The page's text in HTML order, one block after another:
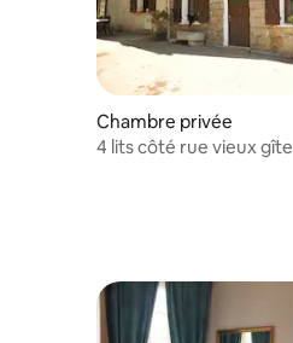
Chambre privée
4 lits côté rue vieux gîte